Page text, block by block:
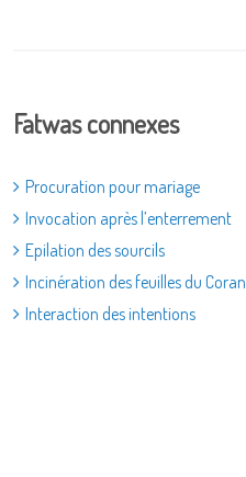
Fatwas connexes
Procuration pour mariage
Invocation après l’enterrement
Epilation des sourcils
Incinération des feuilles du Coran
Interaction des intentions